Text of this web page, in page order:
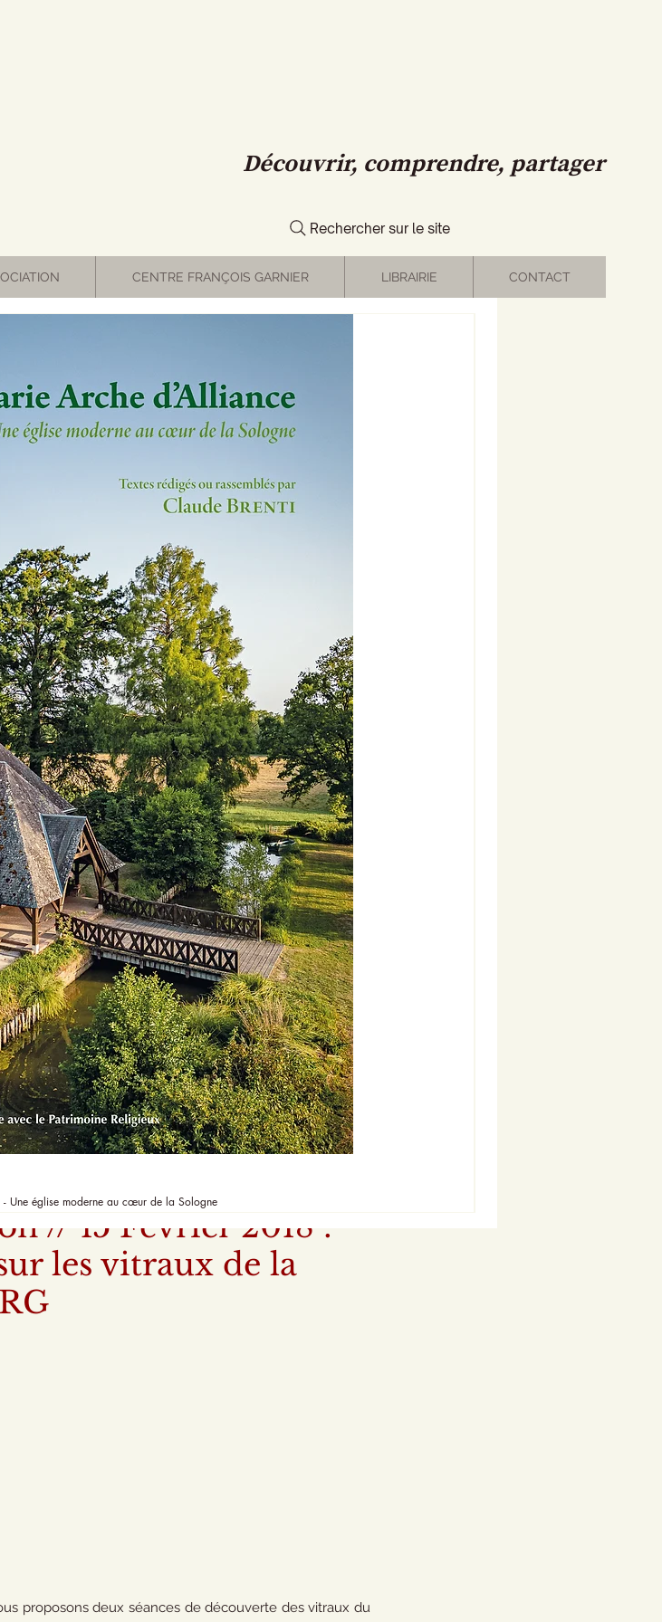
Découvrir, comprendre, partager
Rechercher sur le site
CENTRE FRANÇOIS GARNIER LIBRAIRIE CONTACT
// 15 Février 2018 :
les vitraux de la
proposons deux séances de découverte des vitraux du
Une église moderne au cœur de la Sologne